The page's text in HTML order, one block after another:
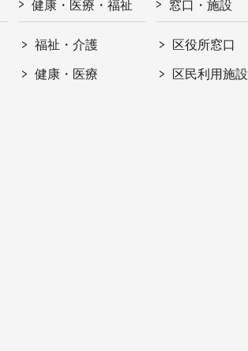
健康・医療・福祉
福祉・介護
健康・医療
窓口・施設
区役所窓口
区民利用施設